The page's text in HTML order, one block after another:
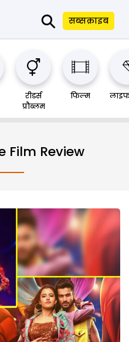
⚲ सब्सक्राइब
रीडर्स
प्रौब्लम
फिल्म
Film Review